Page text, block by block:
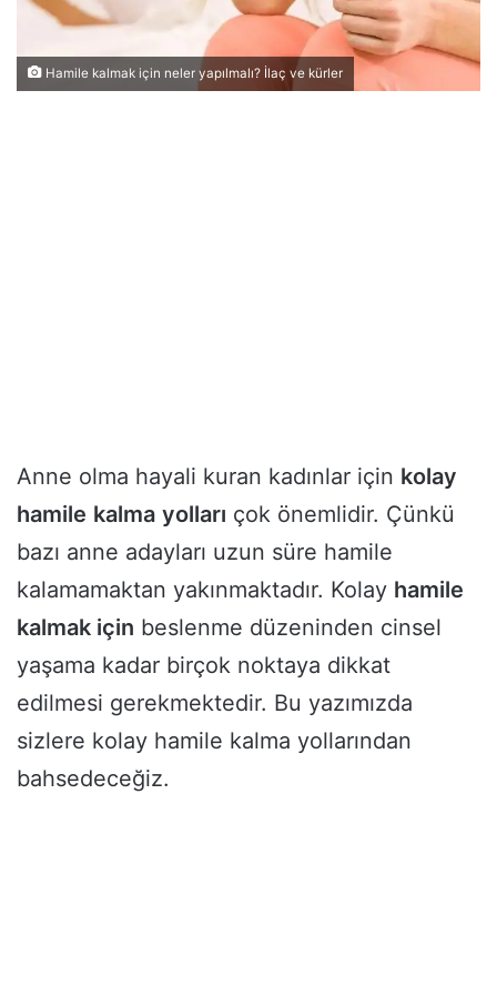
Hamile kalmak için neler yapılmalı? İlaç ve kürler
Anne olma hayali kuran kadınlar için kolay
hamile kalma yolları çok önemlidir. Çünkü
bazı anne adayları uzun süre hamile
kalamamaktan yakınmaktadır. Kolay hamile
kalmak için beslenme düzeninden cinsel
yaşama kadar birçok noktaya dikkat
edilmesi gerekmektedir. Bu yazımızda
sizlere kolay hamile kalma yollarından
bahsedeceğiz.